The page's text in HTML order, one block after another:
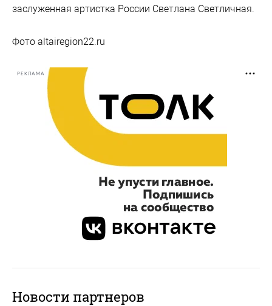
заслуженная артистка России Светлана Светличная.
Фото altairegion22.ru
РЕКЛАМА
Новости партнеров